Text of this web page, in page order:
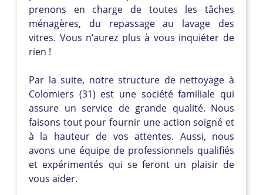
prenons en charge de toutes les tâches
ménagères, du repassage au lavage des
vitres. Vous n’aurez plus à vous inquiéter de
rien !
Par la suite, notre structure de nettoyage à
Colomiers (31) est une société familiale qui
assure un service de grande qualité. Nous
faisons tout pour fournir une action soigné et
à la hauteur de vos attentes. Aussi, nous
avons une équipe de professionnels qualifiés
et expérimentés qui se feront un plaisir de
vous aider.